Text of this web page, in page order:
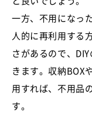
一方、不用になっ
人的に再利用する
さがあるので、
きます。収納BOX
用すれば、不用品
す。